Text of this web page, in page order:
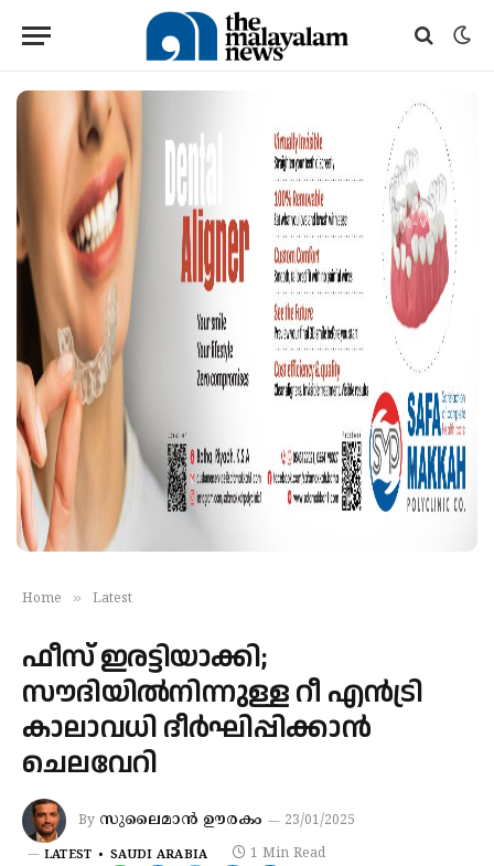
Home » Latest
ഫീസ് ഇരട്ടിയാക്കി;
സൗദിയിൽനിന്നുള്ള റീ എന്‍ട്രി
കാലാവധി ദീര്‍ഘിപ്പിക്കാന്‍
ചെലവേറി
By സുലൈമാൻ ഊരകം 23/01/2025
LATEST SAUDI ARABIA 1 Min Read